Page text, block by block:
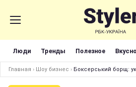
Люди Тренды Полезное Вкусно
Главная › Шоу бизнес › Боксерський борщ: